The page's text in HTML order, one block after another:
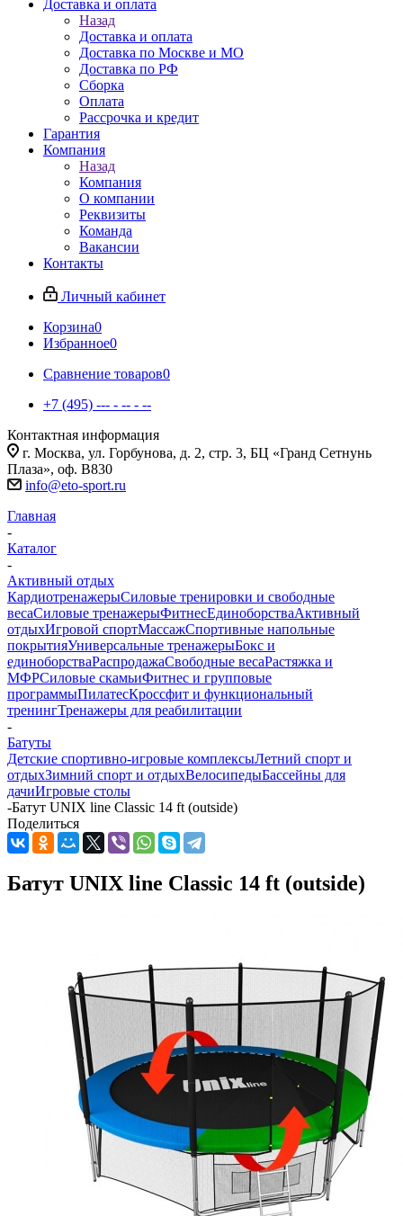
Доставка и оплата
Назад
Доставка и оплата
Доставка по Москве и МО
Доставка по РФ
Сборка
Оплата
Рассрочка и кредит
Гарантия
Компания
Назад
Компания
О компании
Реквизиты
Команда
Вакансии
Контакты
Личный кабинет
Корзина0
Избранное0
Сравнение товаров0
+7 (495) --- - -- - --
Контактная информация
г. Москва, ул. Горбунова, д. 2, стр. 3, БЦ «Гранд Сетнунь
Плаза», оф. В830
info@eto-sport.ru
Главная
-
Каталог
-
Активный отдых
КардиотренажерыСиловые тренировки и свободные
весаСиловые тренажерыФитнесЕдиноборстваАктивный
отдыхИгровой спортМассажСпортивные напольные
покрытияУниверсальные тренажерыБокс и
единоборстваРаспродажаСвободные весаРастяжка и
МФРСиловые скамьиФитнес и групповые
программыПилатесКроссфит и функциональный
тренингТренажеры для реабилитации
-
Батуты
Детские спортивно-игровые комплексыЛетний спорт и
отдыхЗимний спорт и отдыхВелосипедыБассейны для
дачиИгровые столы
-Батут UNIX line Classic 14 ft (outside)
Поделиться
Батут UNIX line Classic 14 ft (outside)